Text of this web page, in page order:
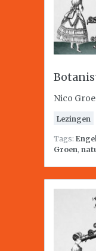
Nico
Lezingen
Tags:
Groen,